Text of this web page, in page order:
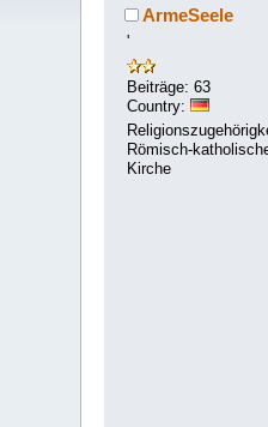
ArmeSeele
'
Beiträge: 63
Country:
Römisch-
Kirche